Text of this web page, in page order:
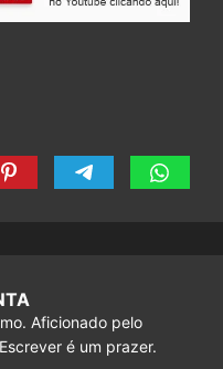
Aficionado pelo
é um prazer.